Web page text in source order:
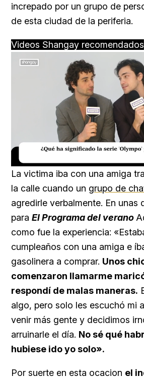
increpado por un grupo de
de esta ciudad de la periferia.
Videos Shangay recomendados
15.04%
La victima iba con una amiga
la calle cuando un grupo de
agredirle verbalmente. En unas
para El Programa del verano
como fue la experiencia:
cumpleaños con una amiga e
gasolinera a comprar. Unos
comenzaron llamarme
respondí de malas maneras.
algo, pero solo les escuchó mi
venir más gente y decidimos
arruinarle el día. No sé qué
hubiese ido yo solo».
Por suerte en esta ocacion el